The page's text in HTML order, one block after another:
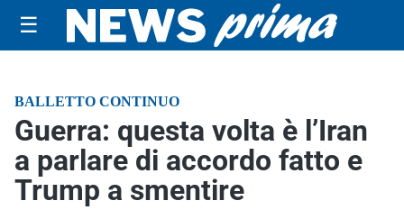
☰
BALLETTO CONTINUO
Guerra: questa volta è l’Iran
a parlare di accordo fatto e
Trump a smentire